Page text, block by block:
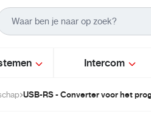
Intercom
USB-RS - Converter voor het